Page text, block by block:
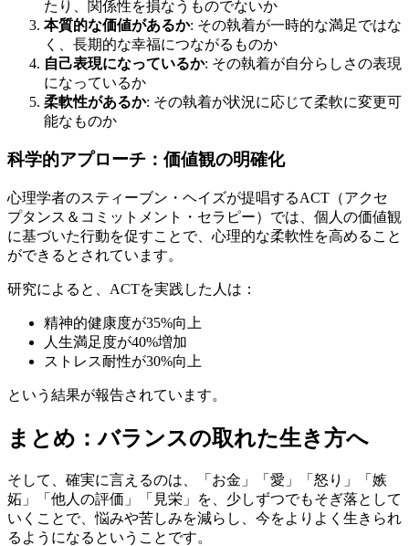
たり、関係性を損なうものでないか
本質的な価値があるか: その執着が一時的な満足ではな
く、長期的な幸福につながるものか
自己表現になっているか: その執着が自分らしさの表現
になっているか
柔軟性があるか: その執着が状況に応じて柔軟に変更可
能なものか
科学的アプローチ：価値観の明確化
心理学者のスティーブン・ヘイズが提唱するACT（アクセ
プタンス＆コミットメント・セラピー）では、個人の価値観
に基づいた行動を促すことで、心理的な柔軟性を高めること
ができるとされています。
研究によると、ACTを実践した人は：
精神的健康度が35%向上
人生満足度が40%増加
ストレス耐性が30%向上
という結果が報告されています。
まとめ：バランスの取れた生き方へ
そして、確実に言えるのは、「お金」「愛」「怒り」「嫉
妬」「他人の評価」「見栄」を、少しずつでもそぎ落として
いくことで、悩みや苦しみを減らし、今をよりよく生きられ
るようになるということです。